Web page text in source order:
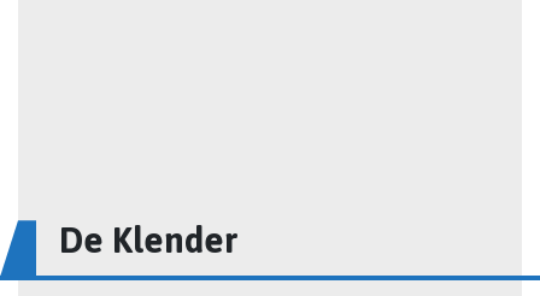
De Klender